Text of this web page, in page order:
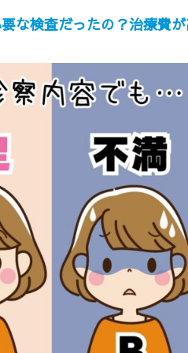
な検査だったの？治療費